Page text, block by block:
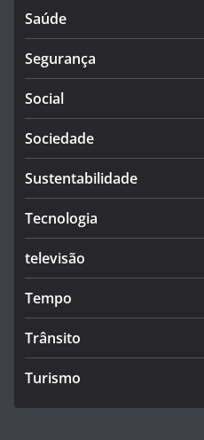
Saúde
Segurança
Social
Sociedade
Sustentabilidade
Tecnologia
televisão
Tempo
Trânsito
Turismo